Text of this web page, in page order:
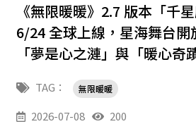
《無限暖暖》2.7 版本「千
6/24 全球上線，星海舞台開
「夢是心之漣」與「暖心奇
TAG： 無限暖暖
2026-07-08 200